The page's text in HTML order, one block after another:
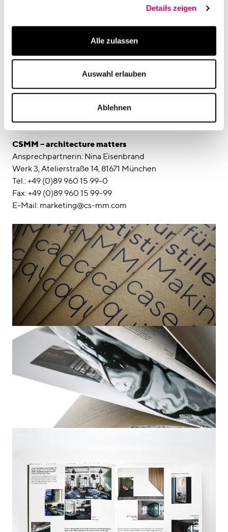
Details zeigen
Alle zulassen
Auswahl erlauben
Ablehnen
Kurfürstenplatz 6, 80796 München
Tel: +49 (0)89 45 23 508-11
Fax: +49 (0)89 45 23 508-20
Unternehmenskontakt
CSMM – architecture matters
Ansprechpartnerin: Nina Eisenbrand
Werk 3, Atelierstraße 14, 81671 München
Tel.: +49 (0)89 960 15 99-0
Fax: +49 (0)89 960 15 99-99
E-Mail: marketing@cs-mm.com